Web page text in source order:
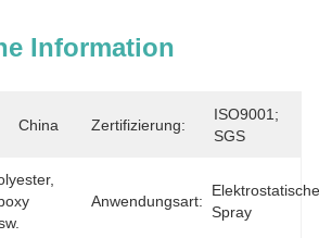
Information
China Zertifizierung:
ISO9001;
SGS
Anwendungsart:
Spray